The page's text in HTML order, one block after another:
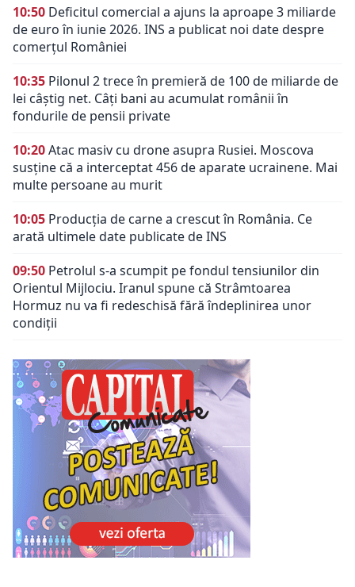
10:50 Deficitul comercial a ajuns la aproape 3 miliarde
de euro în iunie 2026. INS a publicat noi date despre
comerțul României
10:35 Pilonul 2 trece în premieră de 100 de miliarde de
lei câștig net. Câți bani au acumulat românii în
fondurile de pensii private
10:20Atac masiv cu drone asupra Rusiei. Moscova
susține că a interceptat 456 de aparate ucrainene. Mai
multe persoane au murit
10:05 Producția de carne a crescut în România. Ce
arată ultimele date publicate de INS
09:50 Petrolul s-a scumpit pe fondul tensiunilor din
Orientul Mijlociu. Iranul spune că Strâmtoarea
Hormuz nu va fi redeschisă fără îndeplinirea unor
condiții